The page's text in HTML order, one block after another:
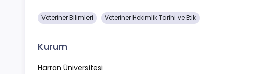
Veteriner Bilimleri Veteriner Hekimlik Tarihi ve Etik
Kurum
Harran Üniversitesi